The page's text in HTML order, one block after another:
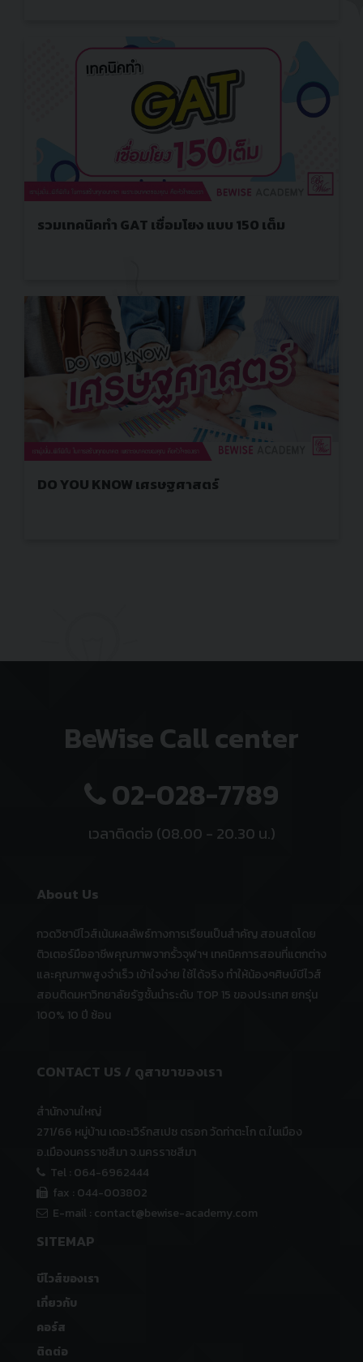
รวมเทคนิคทำ GAT เชื่อมโยง แบบ 150 เต็ม
DO YOU KNOW เศรษฐศาสตร์
BeWise Call center
02-028-7789
เวลาติดต่อ (08.00 - 20.30 น.)
About Us
กวดวิชาบีไวส์เน้นผลลัพธ์ทางการเรียนเป็นสำคัญ สอนสดโดย
ติวเตอร์มืออาชีพคุณภาพจากรั้วจุฬาฯ เทคนิคการสอนที่แตกต่าง
และคุณภาพสูงจำเร็ว เข้าใจง่าย ใช้ได้จริง ทำให้น้องๆศิษบ์บีไวส์
สอบติดมหาวิทยาลัยรัฐชั้นนำระดับ TOP 15 ของประเทศ ยกรุ่น
100% 10 ปี ซ้อน
CONTACT US / ดูสาขาของเรา
สำนักงานใหญ่
271/66 หมู่บ้าน เดอะเวิร์กสเปซ ตรอก วัดท่าตะโก ต.ในเมือง
อ.เมืองนครราชสีมา จ.นครราชสีมา
Tel : 064-6962444
fax : 044-003802
E-mail : contact@bewise-academy.com
SITEMAP
บีไวส์ของเรา
เกี่ยวกับ
คอร์ส
ติดต่อ